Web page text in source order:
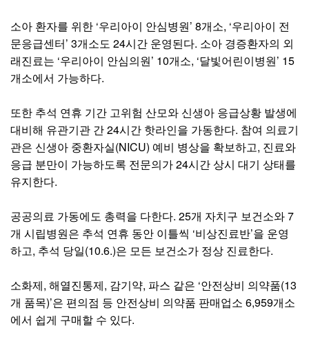
소아 환자를 위한 ‘우리아이 안심병원’ 8개소, ‘우리아이 전
문응급센터’ 3개소도 24시간 운영된다. 소아 경증환자의 외
래진료는 ‘우리아이 안심의원’ 10개소, ‘달빛어린이병원’ 15
개소에서 가능하다.
또한 추석 연휴 기간 고위험 산모와 신생아 응급상황 발생에
대비해 유관기관 간 24시간 핫라인을 가동한다. 참여 의료기
관은 신생아 중환자실(NICU) 예비 병상을 확보하고, 진료와
응급 분만이 가능하도록 전문의가 24시간 상시 대기 상태를
유지한다.
공공의료 가동에도 총력을 다한다. 25개 자치구 보건소와 7
개 시립병원은 추석 연휴 동안 이틀씩 ‘비상진료반’을 운영
하고, 추석 당일(10.6.)은 모든 보건소가 정상 진료한다.
소화제, 해열진통제, 감기약, 파스 같은 ‘안전상비 의약품(13
개 품목)’은 편의점 등 안전상비 의약품 판매업소 6,959개소
에서 쉽게 구매할 수 있다.